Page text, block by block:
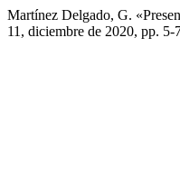
Martínez Delgado, G.
11, diciembre de 2020, pp.